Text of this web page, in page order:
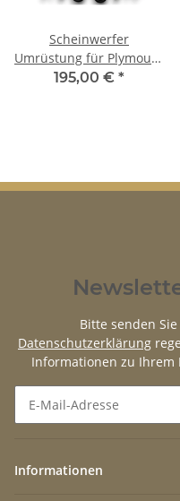
Scheinwerfer
Umrüstung für Plymouth
195,00 € *
Bitte senden
Datenschutzerklärung
Informationen zu Ihrem
Informationen